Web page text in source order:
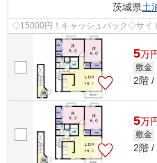
茨城県土
◇15000円！キャッシュバック◇サイ
5万
敷金
2階 /
5万
敷金
2階 /